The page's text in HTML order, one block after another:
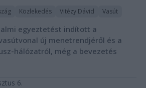
Közlekedés Vitézy Dávid Vasút
egyeztetést indított a
új menetrendjéről és a
hálózatról, még a bevezetés
6.